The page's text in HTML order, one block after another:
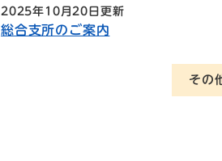
2025年10月20日更新
総合支所のご案内
その